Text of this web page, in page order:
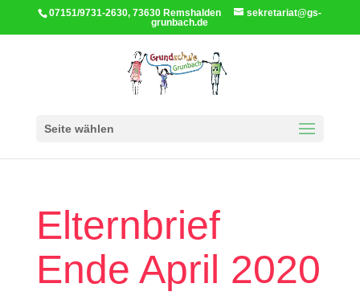
07151/9731-2630, 73630 Remshalden
sekretariat@gs-
grunbach.de
Seite wählen
Elternbrief
Ende April 2020